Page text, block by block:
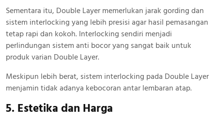
Sementara itu, Double Layer memerlukan jarak gording dan
sistem interlocking yang lebih presisi agar hasil pemasangan
tetap rapi dan kokoh. Interlocking sendiri menjadi
perlindungan sistem anti bocor yang sangat baik untuk
produk varian Double Layer.
Meskipun lebih berat, sistem interlocking pada Double Layer
menjamin tidak adanya kebocoran antar lembaran atap.
5. Estetika dan Harga